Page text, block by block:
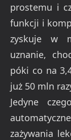
prostemu i
funkcji i
zyskuje w
uznanie,
póki co na
już 50 mln
Jedyne
zażywania